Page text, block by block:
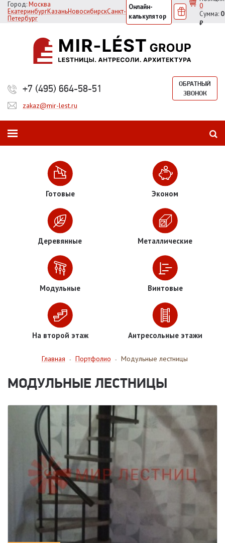
Город:Москва
ЕкатеринбургКазаньНовосибирскСанкт-
Петербург
Онлайн-
калькулятор
0
Сумма: 0
₽
+7 (495) 664-58-51
ОБРАТНЫЙ
ЗВОНОК
zakaz@mir-lest.ru
Готовые Эконом
Деревянные Металлические
Модульные Винтовые
На второй этаж Антресольные этажи
Главная - Портфолио - Модульные лестницы
МОДУЛЬНЫЕ ЛЕСТНИЦЫ